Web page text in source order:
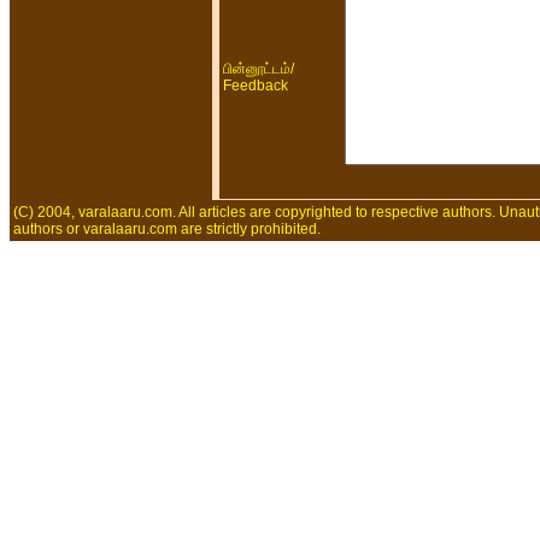
பின்னூட்டம்/
Feedback
(C) 2004, varalaaru.com. All articles are copyrighted to respective authors.
authors or varalaaru.com are strictly prohibited.